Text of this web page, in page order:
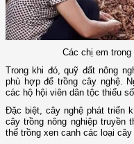
Các chị em
Trong khi đó, quỹ đất nông
phù hợp để trồng cây nghệ.
các hộ hội viên dân tộc thiểu
Đặc biệt, cây nghệ phát triển
cây trồng nông nghiệp truyền
thể trồng xen canh các loại